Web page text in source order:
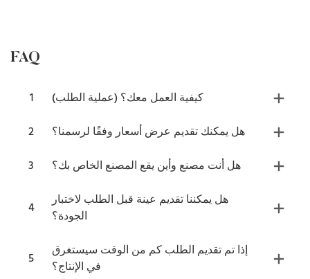
FAQ
1
كيفية العمل معك؟ (عملية الطلب)
2
هل يمكنك تقديم عرض أسعار وفقًا لرسمنا؟
3
هل أنت مصنع وأين يقع المصنع الخاص بك؟
4
هل يمكننا تقديم عينة قبل الطلب لاختبار
الجودة؟
5
إذا تم تقديم الطلب كم من الوقت سيستغرق
في الإنتاج؟